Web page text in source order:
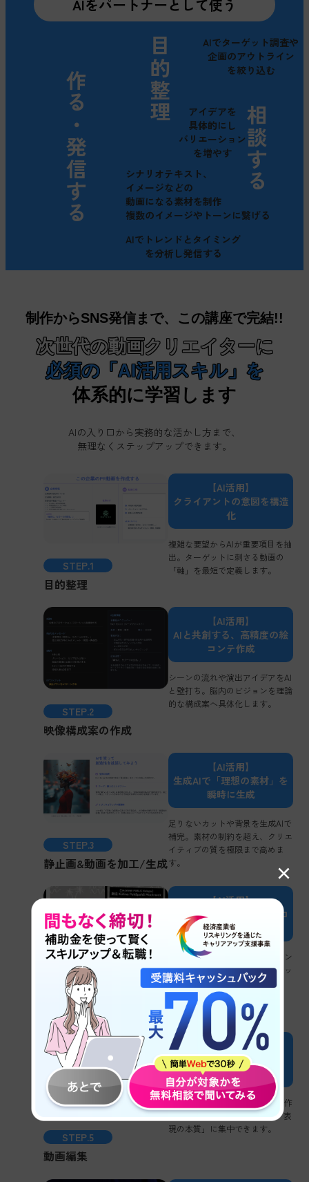
AIをパートナーとして使う
目的整理
AIでターゲット調査や
企画のアウトライン
を絞り込む
相談する
アイデアを
具体的にし
バリエーション
を増やす
作る・発信する
シナリオテキスト、
イメージなどの
動画になる素材を制作
複数のイメージやトーンに繋げる
AIでトレンドとタイミング
を分析し発信する
制作からSNS発信まで、 この講座で完結!!
次世代の動画クリエイターに
必須の「AI活用スキル」を
体系的に学習します
AIの入り口から実務的な活かし方まで、
無理なくステップアップできます。
STEP.1
目的整理
【AI活用】
クライアントの意図を構造
化
複雑な要望からAIが重要項目を抽
出。ターゲットに刺さる動画の
「軸」を最短で定義します。
STEP.2
映像構成案の作成
【AI活用】
AIと共創する、高精度の絵
コンテ作成
シーンの流れや演出アイデアをAI
と壁打ち。脳内のビジョンを理論
的な構成案へ具体化します。
STEP.3
静止画&動画を加工/生成
【AI活用】
生成AIで「理想の素材」を
瞬時に生成
足りないカットや背景を生成AIで
補完。素材の制約を超え、クリエ
イティブの質を極限まで高めま
す。
STEP.4
テキストデータを生成
【AI活用】
AIで心に刺さる脚本とテロ
ップを作成
視聴者の心理を突くナレーション
原稿や、インパクトのあるテロッ
プ案をAIが瞬時に提案します。
STEP.5
動画編集
【AI活用】
AIを編集のアシスタント
に。実装を加速
色調補正や音響、面倒なカット作
業をAIがアシスト。あなたは「表
現の本質」に集中できます。
×